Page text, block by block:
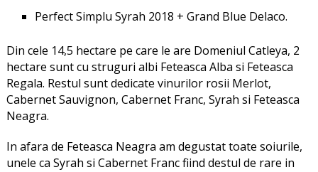
Perfect Simplu Syrah 2018 + Grand Blue Delaco.
Din cele 14,5 hectare pe care le are Domeniul Catleya, 2
hectare sunt cu struguri albi Feteasca Alba si Feteasca
Regala. Restul sunt dedicate vinurilor rosii Merlot,
Cabernet Sauvignon, Cabernet Franc, Syrah si Feteasca
Neagra.
In afara de Feteasca Neagra am degustat toate soiurile,
unele ca Syrah si Cabernet Franc fiind destul de rare in